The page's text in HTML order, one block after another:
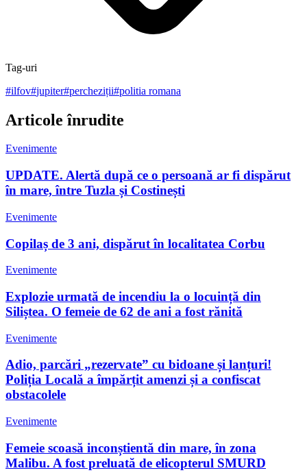
Tag-uri
#ilfov#jupiter#percheziții#politia romana
Articole înrudite
Evenimente
UPDATE. Alertă după ce o persoană ar fi dispărut
în mare, între Tuzla și Costinești
Evenimente
Copilaș de 3 ani, dispărut în localitatea Corbu
Evenimente
Explozie urmată de incendiu la o locuință din
Siliștea. O femeie de 62 de ani a fost rănită
Evenimente
Adio, parcări „rezervate” cu bidoane și lanțuri!
Poliția Locală a împărțit amenzi și a confiscat
obstacolele
Evenimente
Femeie scoasă inconștientă din mare, în zona
Malibu. A fost preluată de elicopterul SMURD